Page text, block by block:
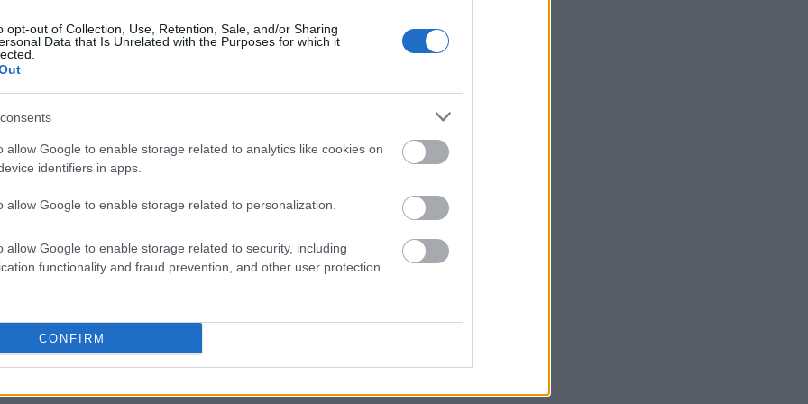
opt-out of Collection, Use, Retention, Sale, and/or Sharing
Data that Is Unrelated with the Purposes for which it
allow Google to enable storage related to analytics like cookies on
identifiers in apps.
allow Google to enable storage related to personalization.
allow Google to enable storage related to security, including
functionality and fraud prevention, and other user protection.
CONFIRM
Brakuje czegoś w haśle?
abonenci Dobrego słownika.